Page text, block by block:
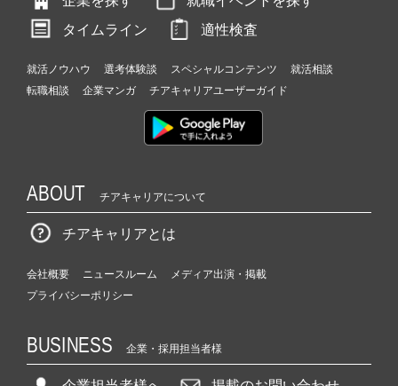
タイムライン
適性検査
就活ノウハウ 選考体験談 スペシャルコンテンツ
就活相談
転職相談
企業マンガ チアキャリアユーザーガイド
ABOUT チアキャリアについて
チアキャリアとは
会社概要 ニュースルーム
メディア出演・掲載
プライバシーポリシー
BUSINESS 企業・採用担当者様